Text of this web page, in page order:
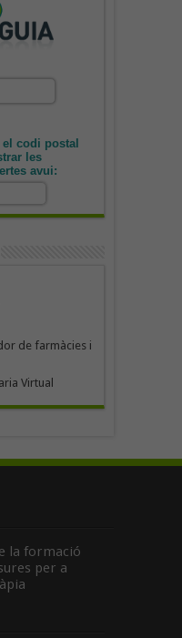
codi postal
les
avui:
de farmàcies i
Virtual
la formació
per a